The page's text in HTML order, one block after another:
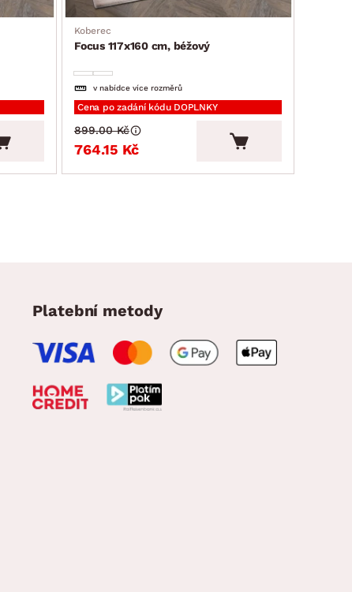
Koberec
Focus 117x160 cm, béžový
v nabídce více rozměrů
Cena po zadání kódu DOPLNKY
764.15 Kč
899.00 Kč
Platební metody